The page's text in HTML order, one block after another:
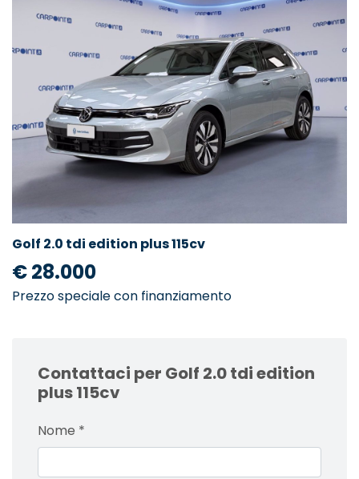
Golf 2.0 tdi edition plus 115cv
€ 28.000
Prezzo speciale con finanziamento
Contattaci per Golf 2.0 tdi edition
plus 115cv
Nome *